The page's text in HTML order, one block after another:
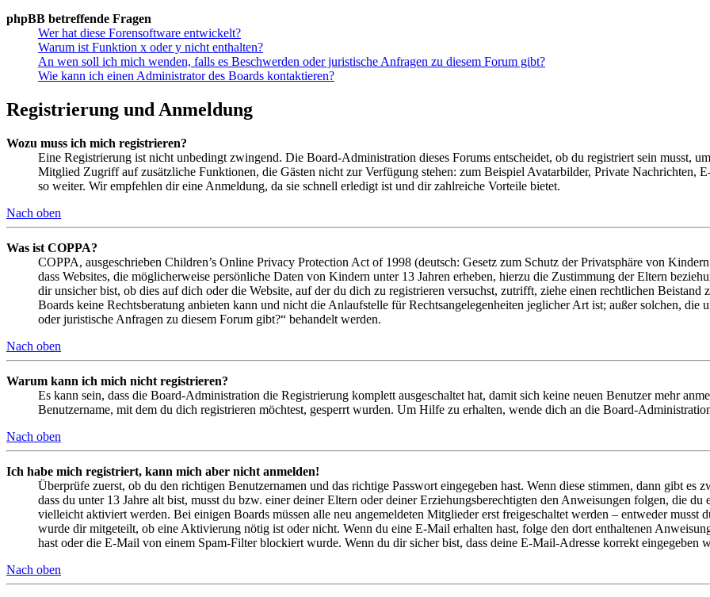
phpBB betreffende Fragen
Wer hat diese Forensoftware entwickelt?
Warum ist Funktion x oder y nicht enthalten?
An wen soll ich mich wenden, falls es Beschwerden oder juristische Anfragen zu diesem Forum gibt?
Wie kann ich einen Administrator des Boards kontaktieren?
Registrierung und Anmeldung
Wozu muss ich mich registrieren?
Eine Registrierung ist nicht unbedingt zwingend. Die Board-Administration dieses Forums entscheidet, ob du registriert sein musst,
Mitglied Zugriff auf zusätzliche Funktionen, die Gästen nicht zur Verfügung stehen: zum Beispiel Avatarbilder, Private Nachrichten,
so weiter. Wir empfehlen dir eine Anmeldung, da sie schnell erledigt ist und dir zahlreiche Vorteile bietet.
Nach oben
Was ist COPPA?
COPPA, ausgeschrieben Children’s Online Privacy Protection Act of 1998 (deutsch: Gesetz zum Schutz der Privatsphäre von
dass Websites, die möglicherweise persönliche Daten von Kindern unter 13 Jahren erheben, hierzu die Zustimmung der Eltern
dir unsicher bist, ob dies auf dich oder die Website, auf der du dich zu registrieren versuchst, zutrifft, ziehe einen rechtlichen
Boards keine Rechtsberatung anbieten kann und nicht die Anlaufstelle für Rechtsangelegenheiten jeglicher Art ist; außer solchen,
oder juristische Anfragen zu diesem Forum gibt?“ behandelt werden.
Nach oben
Warum kann ich mich nicht registrieren?
Es kann sein, dass die Board-Administration die Registrierung komplett ausgeschaltet hat, damit sich keine neuen Benutzer mehr
Benutzername, mit dem du dich registrieren möchtest, gesperrt wurden. Um Hilfe zu erhalten, wende dich an die Board-
Nach oben
Ich habe mich registriert, kann mich aber nicht anmelden!
Überprüfe zuerst, ob du den richtigen Benutzernamen und das richtige Passwort eingegeben hast. Wenn diese stimmen, dann gibt es
dass du unter 13 Jahre alt bist, musst du bzw. einer deiner Eltern oder deiner Erziehungsberechtigten den Anweisungen folgen, die
vielleicht aktiviert werden. Bei einigen Boards müssen alle neu angemeldeten Mitglieder erst freigeschaltet werden – entweder musst
wurde dir mitgeteilt, ob eine Aktivierung nötig ist oder nicht. Wenn du eine E-Mail erhalten hast, folge den dort enthaltenen
hast oder die E-Mail von einem Spam-Filter blockiert wurde. Wenn du dir sicher bist, dass deine E-Mail-Adresse korrekt eingegeben
Nach oben